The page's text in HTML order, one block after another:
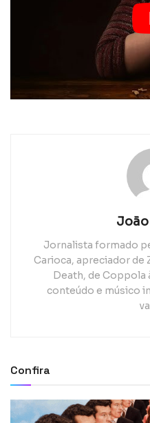
Jornalista formado
Carioca, apreciador de
Death, de Coppola
conteúdo e músico
Confira